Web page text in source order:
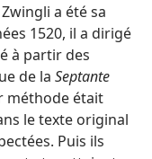
a été sa
1520, il a dirigé
à partir des
de la Septante
méthode était
le texte original
Puis ils